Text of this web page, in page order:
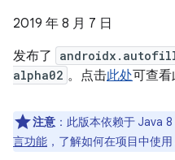
2019 年 8 月 7 日
发布了
alpha02 。点击此处可查看
注意 ：此版本依赖于 Java
言功能 ，了解如何在项目中使用